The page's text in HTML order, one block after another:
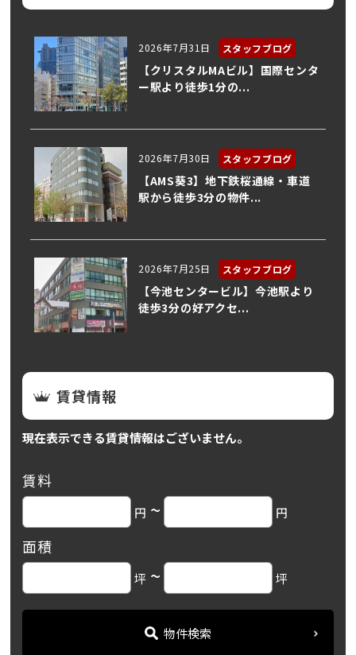
2026年7月31日 スタッフブログ
【クリスタルMAビル】国際センタ
ー駅より徒歩1分の...
2026年7月30日 スタッフブログ
【AMS葵3】地下鉄桜通線・車道
駅から徒歩3分の物件...
2026年7月25日 スタッフブログ
【今池センタービル】今池駅より
徒歩3分の好アクセ...
賃貸情報
現在表示できる賃貸情報はございません。
賃料
円 ~ 円
面積
坪 ~ 坪
物件検索